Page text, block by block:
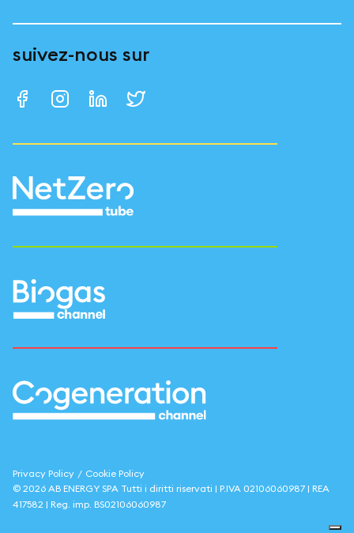
suivez-nous sur
Privacy Policy / Cookie Policy
© 2026 AB ENERGY SPA Tutti i diritti riservati | P.IVA 02106060987 | REA
417582 | Reg. imp. BS02106060987